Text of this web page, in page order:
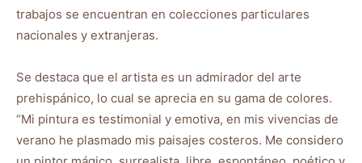
trabajos se encuentran en colecciones particulares
nacionales y extranjeras.
Se destaca que el artista es un admirador del arte
prehispánico, lo cual se aprecia en su gama de colores.
“Mi pintura es testimonial y emotiva, en mis vivencias de
verano he plasmado mis paisajes costeros. Me considero